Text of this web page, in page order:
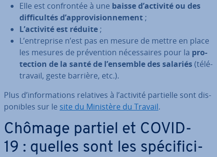
Elle est con­fron­tée à une baisse d’activité ou des
dif­fi­cul­tés d’ap­pro­vi­sion­ne­ment ;
L’activité est réduite ;
L’en­tre­prise n’est pas en mesure de mettre en place
les mesures de pré­ven­tion né­ces­saires pour la pro­
tec­tion de la santé de l’ensemble des salariés(té­lé­
tra­vail, geste barrière, etc.).
Plus d’in­for­ma­tions relatives à l’activité partielle sont dis­
po­nibles sur le site du Ministère du Travail.
Chômage partiel et COVID-
19 : quelles sont les spé­ci­fi­ci­